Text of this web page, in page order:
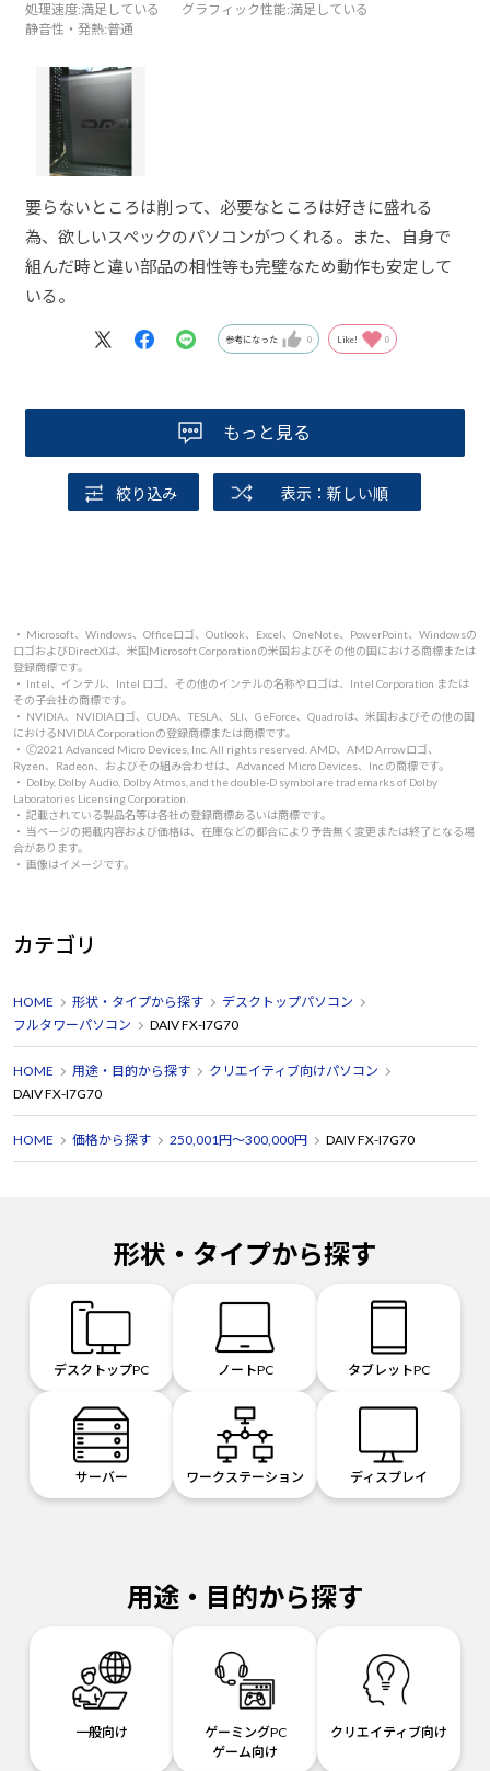
処理速度:満足している グラフィック性能:満足している
静音性・発熱:普通
要らないところは削って、必要なところは好きに盛れる
為、欲しいスペックのパソコンがつくれる。また、自身で
組んだ時と違い部品の相性等も完璧なため動作も安定して
いる。
参考になった 0 Like! 0
もっと見る
絞り込み 表示：新しい順
・ Microsoft、Windows、Officeロゴ、Outlook、Excel、OneNote、PowerPoint、Windowsの
ロゴおよびDirectXは、米国Microsoft Corporationの米国およびその他の国における商標または
登録商標です。
・ Intel、インテル、Intel ロゴ、その他のインテルの名称やロゴは、Intel Corporation または
その子会社の商標です。
・ NVIDIA、NVIDIAロゴ、CUDA、TESLA、SLI、GeForce、Quadroは、米国およびその他の国
におけるNVIDIA Corporationの登録商標または商標です。
・ 🄫2021 Advanced Micro Devices, Inc. All rights reserved. AMD、AMD Arrowロゴ、
Ryzen、Radeon、およびその組み合わせは、Advanced Micro Devices、Inc.の商標です。
・ Dolby, Dolby Audio, Dolby Atmos, and the double-D symbol are trademarks of Dolby
Laboratories Licensing Corporation.
・ 記載されている製品名等は各社の登録商標あるいは商標です。
・ 当ページの掲載内容および価格は、在庫などの都合により予告無く変更または終了となる場
合があります。
・ 画像はイメージです。
カテゴリ
HOME 形状・タイプから探す
デスクトップパソコン
フルタワーパソコン
DAIV FX-I7G70
HOME 用途・目的から探す
クリエイティブ向けパソコン
DAIV FX-I7G70
HOME 価格から探す 250,001円～300,000円 DAIV FX-I7G70
形状・タイプから探す
デスクトップPC ノートPC タブレットPC
サーバー ワークステーション ディスプレイ
用途・目的から探す
一般向け
ゲーミングPC
ゲーム向け
クリエイティブ向け